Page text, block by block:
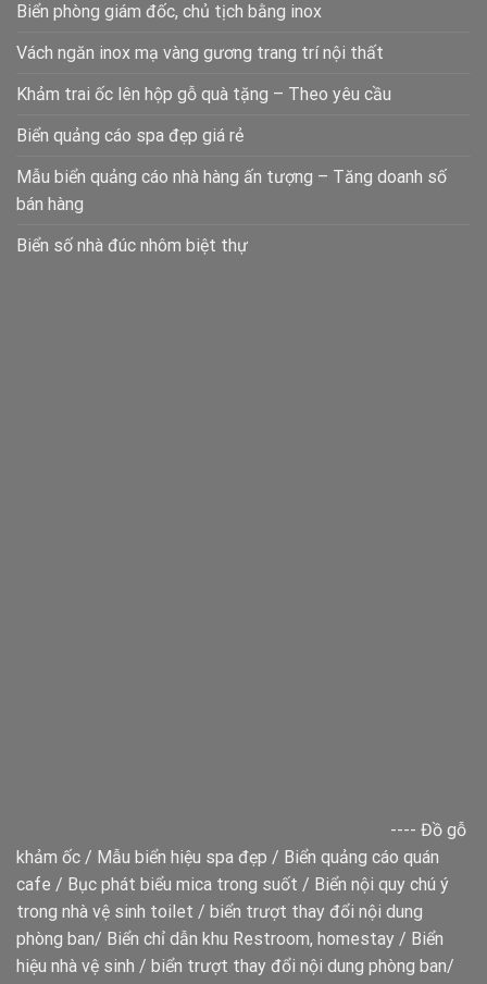
Biển phòng giám đốc, chủ tịch bằng inox
Vách ngăn inox mạ vàng gương trang trí nội thất
Khảm trai ốc lên hộp gỗ quà tặng – Theo yêu cầu
Biển quảng cáo spa đẹp giá rẻ
Mẫu biển quảng cáo nhà hàng ấn tượng – Tăng doanh số
bán hàng
Biển số nhà đúc nhôm biệt thự
---- Đồ gỗ
khảm ốc / Mẫu biển hiệu spa đẹp / Biển quảng cáo quán
cafe / Bục phát biểu mica trong suốt / Biển nội quy chú ý
trong nhà vệ sinh toilet / biển trượt thay đổi nội dung
phòng ban/ Biển chỉ dẫn khu Restroom, homestay / Biển
hiệu nhà vệ sinh / biển trượt thay đổi nội dung phòng ban/